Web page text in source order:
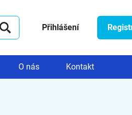
Přihlášení
O nás Kontakt